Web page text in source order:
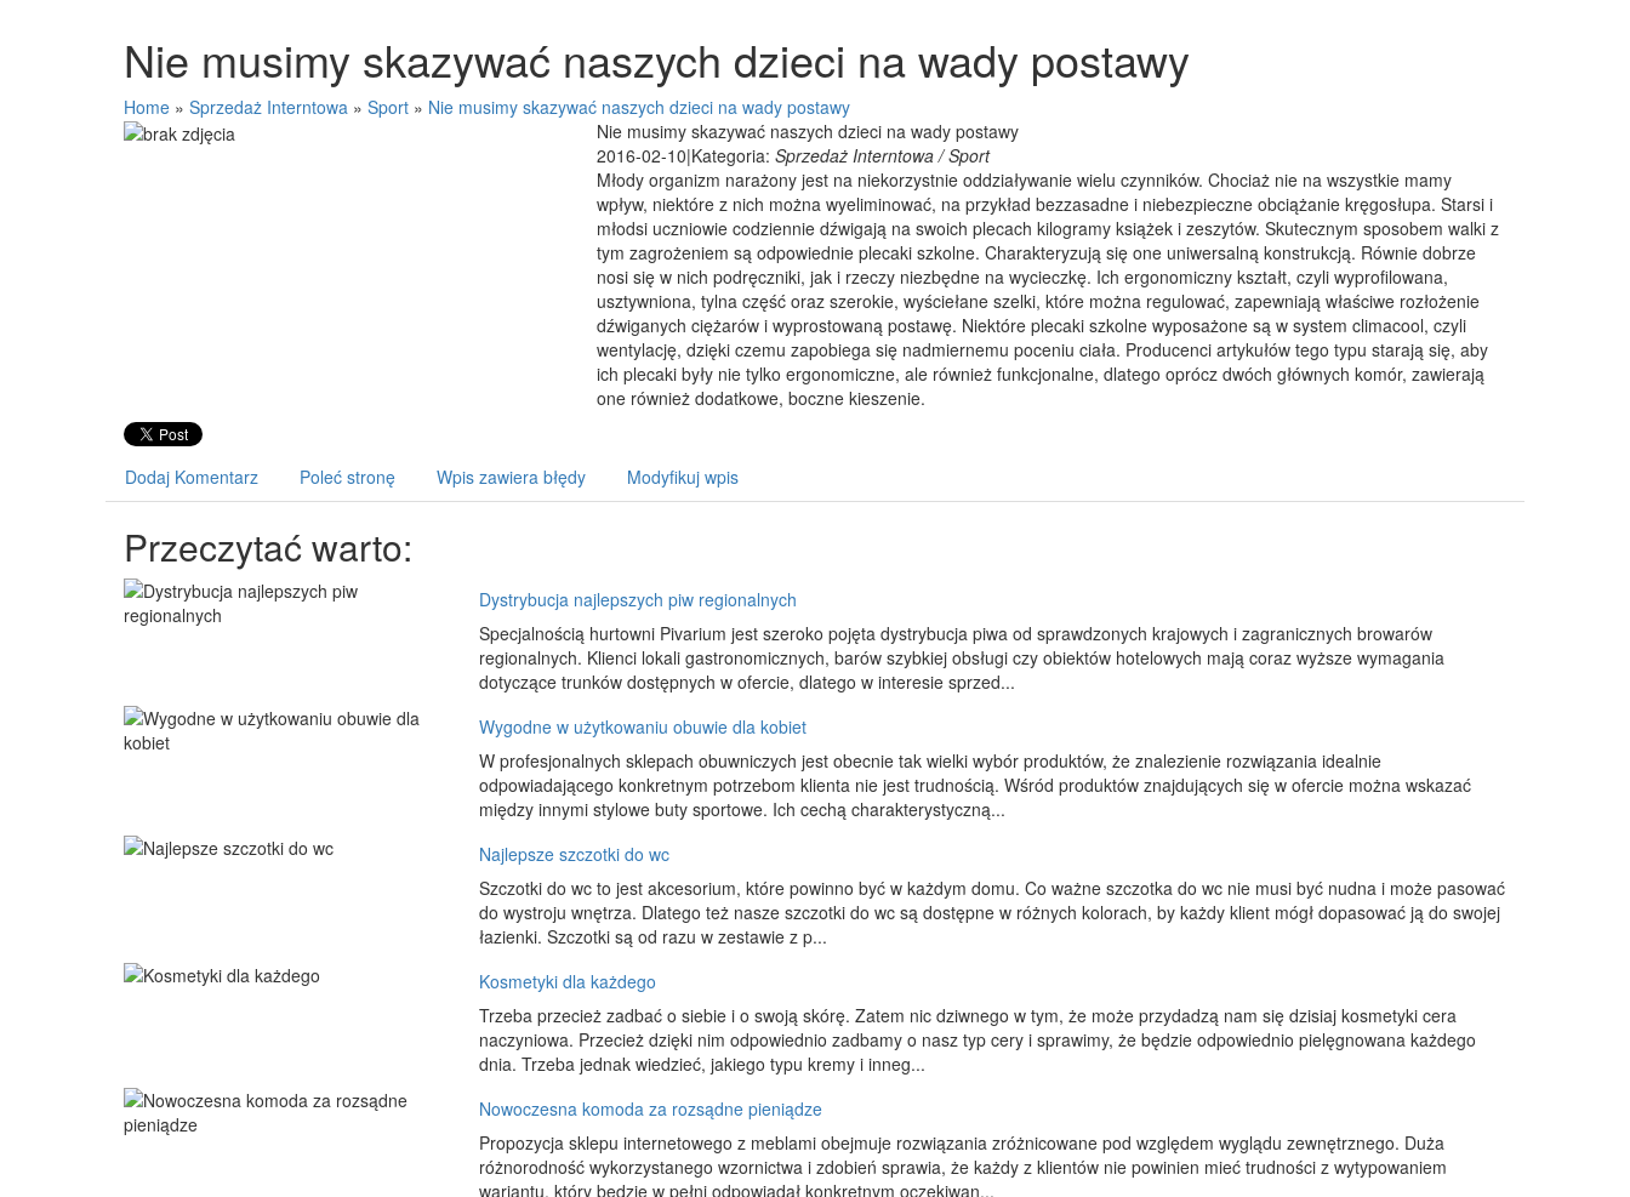
Nie musimy skazywać naszych dzieci na wady postawy
Home » Sprzedaż Interntowa » Sport » Nie musimy skazywać naszych dzieci na wady postawy
Nie musimy skazywać naszych dzieci na wady postawy
2016-02-10|Kategoria: Sprzedaż Interntowa / Sport
Młody organizm narażony jest na niekorzystnie oddziaływanie wielu czynników. Chociaż nie na wszystkie mamy
wpływ, niektóre z nich można wyeliminować, na przykład bezzasadne i niebezpieczne obciążanie kręgosłupa. Starsi i
młodsi uczniowie codziennie dźwigają na swoich plecach kilogramy książek i zeszytów. Skutecznym sposobem walki z
tym zagrożeniem są odpowiednie plecaki szkolne. Charakteryzują się one uniwersalną konstrukcją. Równie dobrze
nosi się w nich podręczniki, jak i rzeczy niezbędne na wycieczkę. Ich ergonomiczny kształt, czyli wyprofilowana,
usztywniona, tylna część oraz szerokie, wyściełane szelki, które można regulować, zapewniają właściwe rozłożenie
dźwiganych ciężarów i wyprostowaną postawę. Niektóre plecaki szkolne wyposażone są w system climacool, czyli
wentylację, dzięki czemu zapobiega się nadmiernemu poceniu ciała. Producenci artykułów tego typu starają się, aby
ich plecaki były nie tylko ergonomiczne, ale również funkcjonalne, dlatego oprócz dwóch głównych komór, zawierają
one również dodatkowe, boczne kieszenie.
Dodaj Komentarz Poleć stronę Wpis zawiera błędy Modyfikuj wpis
Przeczytać warto:
Dystrybucja najlepszych piw regionalnych
Specjalnością hurtowni Pivarium jest szeroko pojęta dystrybucja piwa od sprawdzonych krajowych i zagranicznych browarów
regionalnych. Klienci lokali gastronomicznych, barów szybkiej obsługi czy obiektów hotelowych mają coraz wyższe wymagania
dotyczące trunków dostępnych w ofercie, dlatego w interesie sprzed...
Wygodne w użytkowaniu obuwie dla kobiet
W profesjonalnych sklepach obuwniczych jest obecnie tak wielki wybór produktów, że znalezienie rozwiązania idealnie
odpowiadającego konkretnym potrzebom klienta nie jest trudnością. Wśród produktów znajdujących się w ofercie można wskazać
między innymi stylowe buty sportowe. Ich cechą charakterystyczną...
Najlepsze szczotki do wc
Szczotki do wc to jest akcesorium, które powinno być w każdym domu. Co ważne szczotka do wc nie musi być nudna i może pasować
do wystroju wnętrza. Dlatego też nasze szczotki do wc są dostępne w różnych kolorach, by każdy klient mógł dopasować ją do swojej
łazienki. Szczotki są od razu w zestawie z p...
Kosmetyki dla każdego
Trzeba przecież zadbać o siebie i o swoją skórę. Zatem nic dziwnego w tym, że może przydadzą nam się dzisiaj kosmetyki cera
naczyniowa. Przecież dzięki nim odpowiednio zadbamy o nasz typ cery i sprawimy, że będzie odpowiednio pielęgnowana każdego
dnia. Trzeba jednak wiedzieć, jakiego typu kremy i inneg...
Nowoczesna komoda za rozsądne pieniądze
Propozycja sklepu internetowego z meblami obejmuje rozwiązania zróżnicowane pod względem wyglądu zewnętrznego. Duża
różnorodność wykorzystanego wzornictwa i zdobień sprawia, że każdy z klientów nie powinien mieć trudności z wytypowaniem
wariantu, który będzie w pełni odpowiadał konkretnym oczekiwan...